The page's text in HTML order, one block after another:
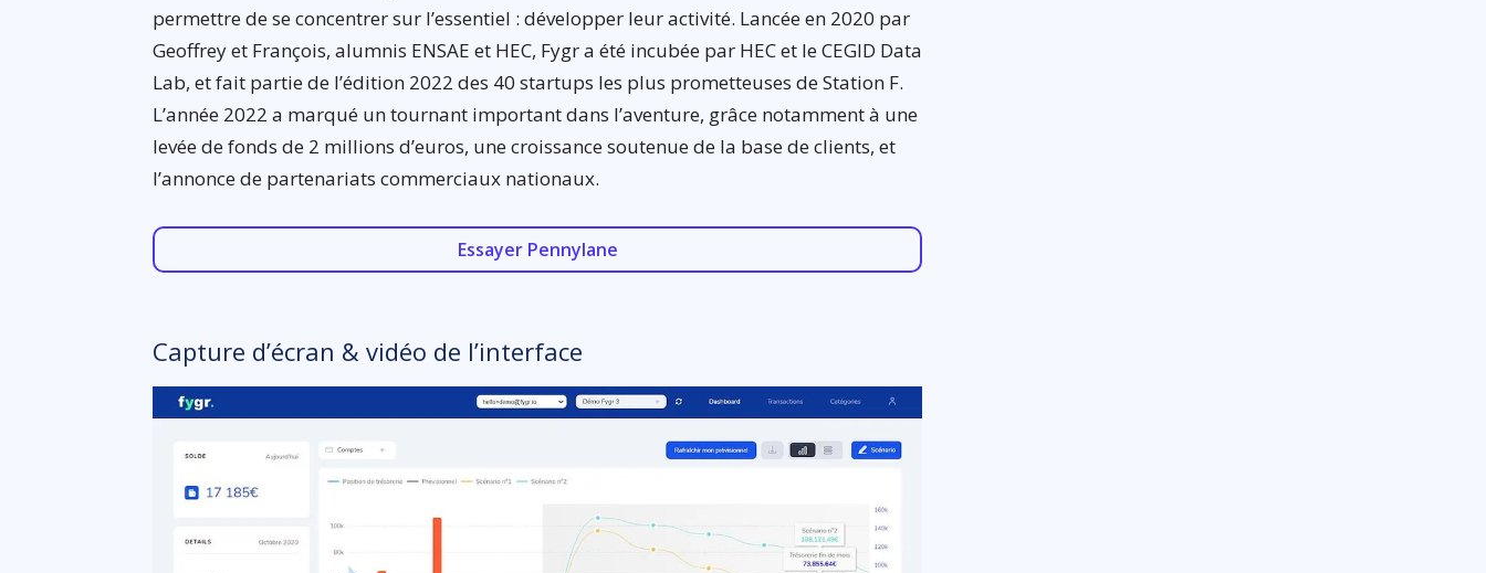
permettre de se concentrer sur l’essentiel : développer leur activité. Lancée en 2020 par
Geoffrey et François, alumnis ENSAE et HEC, Fygr a été incubée par HEC et le CEGID Data
Lab, et fait partie de l’édition 2022 des 40 startups les plus prometteuses de Station F.
L’année 2022 a marqué un tournant important dans l’aventure, grâce notamment à une
levée de fonds de 2 millions d’euros, une croissance soutenue de la base de clients, et
l’annonce de partenariats commerciaux nationaux.
Essayer Pennylane
Capture d’écran & vidéo de l’interface